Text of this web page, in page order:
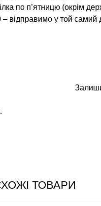
по п’ятницю (окрім
– відправимо у той самий
ТОВАРИ